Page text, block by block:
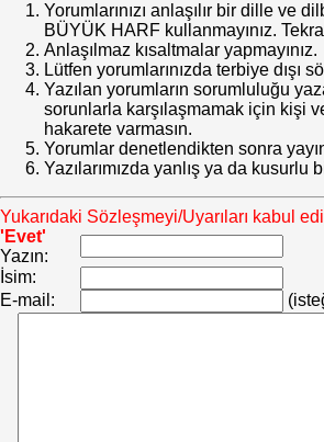
Yorumlarınızı anlaşılır bir dille ve
BÜYÜK HARF kullanmayınız.
Anlaşılmaz kısaltmalar yapmayınız.
Lütfen yorumlarınızda terbiye dışı
Yazılan yorumların sorumluluğu
sorunlarla karşılaşmamak için kişi
hakarete varmasın.
Yorumlar denetlendikten sonra
Yazılarımızda yanlış ya da
Yukarıdaki Sözleşmeyi/Uyarıları kabul
'Evet'
Yazın:
İsim:
E-mail: